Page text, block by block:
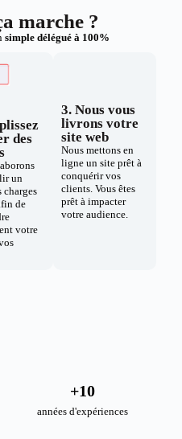
marche ?
simple délégué à 100%
des
un
charges
de
votre
3. Nous vous
livrons votre
site web
Nous mettons en
ligne un site prêt à
conquérir vos
clients. Vous êtes
prêt à impacter
votre audience.
années d'expériences
+10